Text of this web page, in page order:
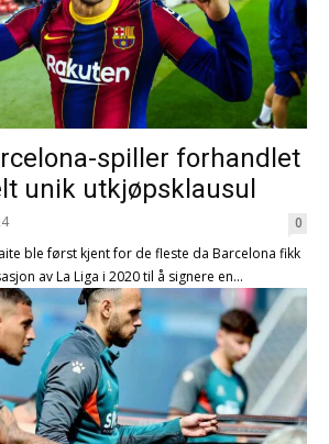
spiller forhandlet
unik utkjøpsklausul
0
ble først kjent for de fleste da Barcelona fikk
av La Liga i 2020 til å signere en...